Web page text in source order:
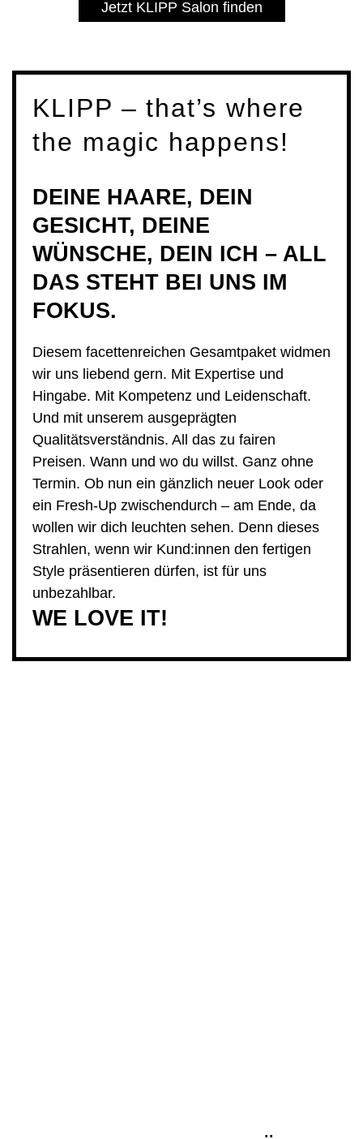
Freue dich auf Innovatives vonKèrastase,
Jetzt KLIPP Salon finden
KLIPP – that’s where
the magic happens!
DEINE HAARE, DEIN
GESICHT, DEINE
WÜNSCHE, DEIN ICH – ALL
DAS STEHT BEI UNS IM
FOKUS.
Diesem facettenreichen Gesamtpaket widmen
wir uns liebend gern. Mit Expertise und
Hingabe. Mit Kompetenz und Leidenschaft.
Und mit unserem ausgeprägten
Qualitätsverständnis. All das zu fairen
Preisen. Wann und wo du willst. Ganz ohne
Termin. Ob nun ein gänzlich neuer Look oder
ein Fresh-Up zwischendurch – am Ende, da
wollen wir dich leuchten sehen. Denn dieses
Strahlen, wenn wir Kund:innen den fertigen
Style präsentieren dürfen, ist für uns
unbezahlbar.
WE LOVE IT!